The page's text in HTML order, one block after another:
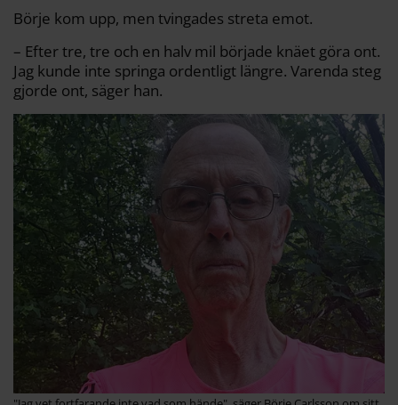
Börje kom upp, men tvingades streta emot.
– Efter tre, tre och en halv mil började knäet göra ont.
Jag kunde inte springa ordentligt längre. Varenda steg
gjorde ont, säger han.